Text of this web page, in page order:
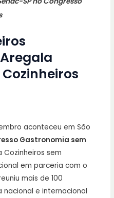
aconteceu em São
Gastronomia sem
Cozinheiros sem
em parceria com o
mais de 100
nacional e internacional